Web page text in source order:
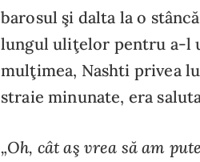
barosul şi dalta la o
lungul uliţelor pentru a-l
mulţimea, Nashti privea
straie minunate, era
„Oh, cât aş vrea să am